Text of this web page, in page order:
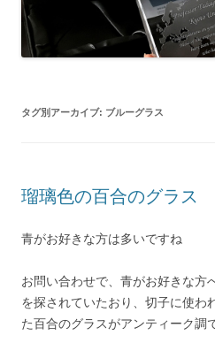
タグ別アーカイブ: ブルーグラス
瑠璃色の百合のグラス
青がお好きな方は多いですね
お問い合わせで、青がお好きな方
を探されていたおり、切子に使わ
た百合のグラスがアンティーク調